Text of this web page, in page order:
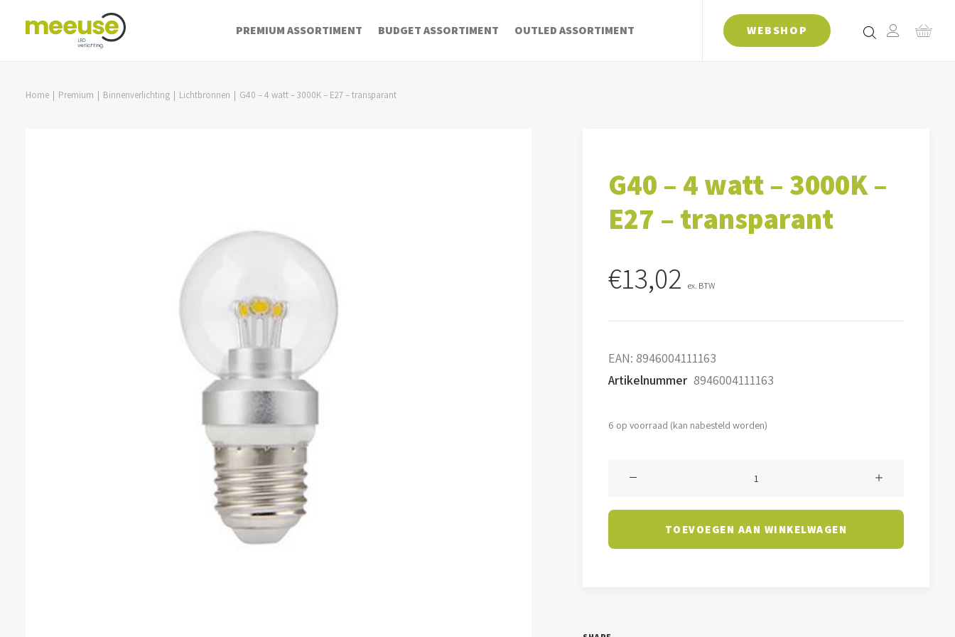
PREMIUM ASSORTIMENT BUDGET ASSORTIMENT OUTLED ASSORTIMENT WEBSHOP
Home Premium Binnenverlichting Lichtbronnen G40 – 4 watt – 3000K – E27 – transparant
G40 – 4 watt – 3000K –
E27 – transparant
€13,02 ex. BTW
EAN: 8946004111163
Artikelnummer 8946004111163
6 op voorraad (kan nabesteld worden)
4
TOEVOEGEN AAN WINKELWAGEN